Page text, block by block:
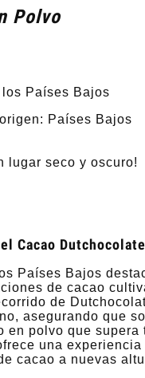
Polvo
Países Bajos
Países Bajos
lugar seco y oscuro!
Cacao
Países Bajos
de cacao
de
asegurando que
polvo que
una
cacao a nuevas